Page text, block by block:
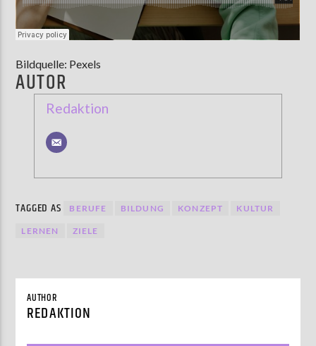
Bildquelle: Pexels
AUTOR
Redaktion
TAGGED AS BERUFE BILDUNG KONZEPT KULTUR
LERNEN ZIELE
AUTHOR
REDAKTION